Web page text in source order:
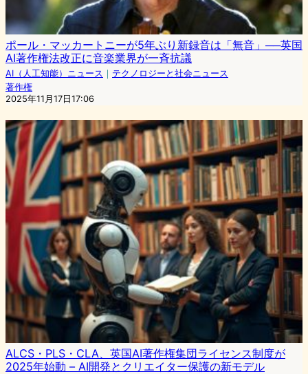
ポール・マッカートニーが5年ぶり新録音は「無音」──英国
AI著作権法改正に音楽業界が一斉抗議
AI（人工知能）ニュース ｜ テクノロジーと社会ニュース
著作権
2025年11月17日17:06
ALCS・PLS・CLA、英国AI著作権集団ライセンス制度が
2025年始動 – AI開発とクリエイター保護の新モデル